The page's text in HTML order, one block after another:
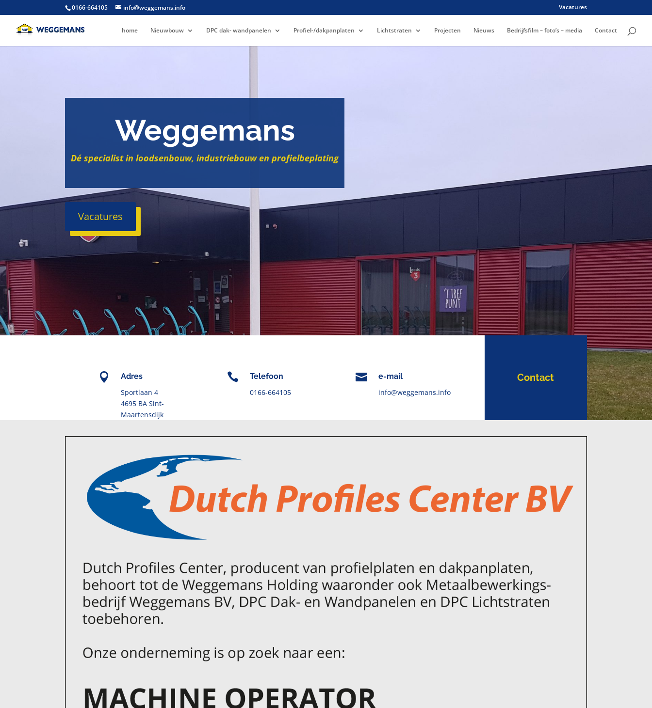
0166-664105 info@weggemans.info Vacatures
home Nieuwbouw DPC dak- wandpanelen Profiel-/dakpanplaten Lichtstraten Projecten Nieuws Bedrijfsfilm – foto’s – media Contact
Weggemans
Dé specialist in loodsenbouw, industriebouw en profielbeplating
Vacatures

Adres
Sportlaan 4
4695 BA Sint-
Maartensdijk

Telefoon
0166-664105

e-mail
info@weggemans.info
Contact